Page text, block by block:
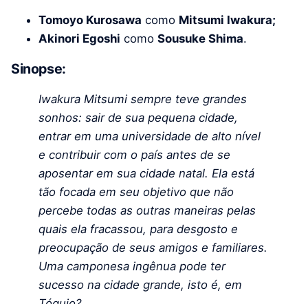
Tomoyo Kurosawa como Mitsumi Iwakura;
Akinori Egoshi como Sousuke Shima.
Sinopse:
Iwakura Mitsumi sempre teve grandes
sonhos: sair de sua pequena cidade,
entrar em uma universidade de alto nível
e contribuir com o país antes de se
aposentar em sua cidade natal. Ela está
tão focada em seu objetivo que não
percebe todas as outras maneiras pelas
quais ela fracassou, para desgosto e
preocupação de seus amigos e familiares.
Uma camponesa ingênua pode ter
sucesso na cidade grande, isto é, em